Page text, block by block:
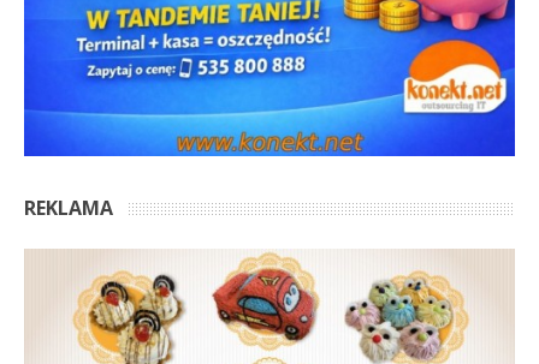
REKLAMA